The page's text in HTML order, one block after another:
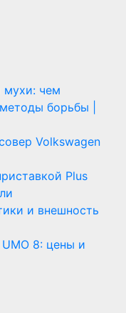
мухи: чем
борьбы |
Volkswagen
Plus
и внешность
8: цены и